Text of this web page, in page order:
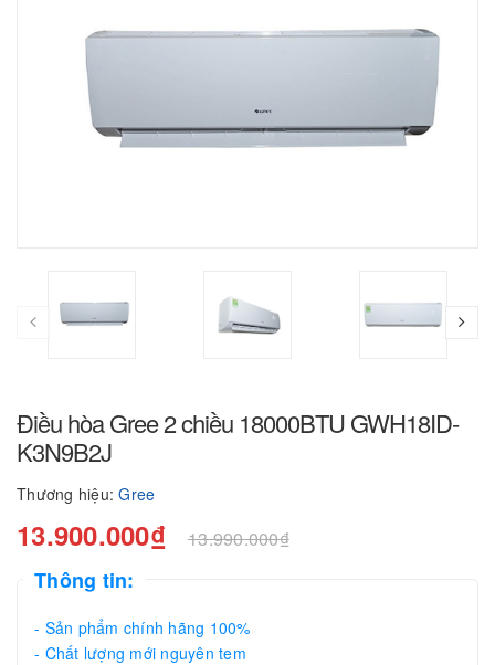
Điều hòa Gree 2 chiều 18000BTU GWH18ID-
K3N9B2J
Thương hiệu: Gree
13.900.000₫ 13.990.000₫
Thông tin:
- Sản phẩm chính hãng 100%
- Chất lượng mới nguyên tem